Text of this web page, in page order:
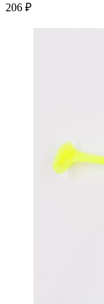
206 ₽